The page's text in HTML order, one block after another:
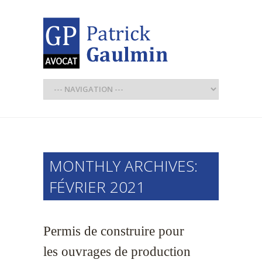
MONTHLY ARCHIVES:
FÉVRIER 2021
Permis de construire pour
les ouvrages de production